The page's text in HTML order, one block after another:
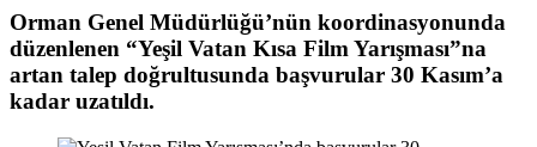
Orman Genel Müdürlüğü’nün koordinasyonunda
düzenlenen “Yeşil Vatan Kısa Film Yarışması”na
artan talep doğrultusunda başvurular 30 Kasım’a
kadar uzatıldı.